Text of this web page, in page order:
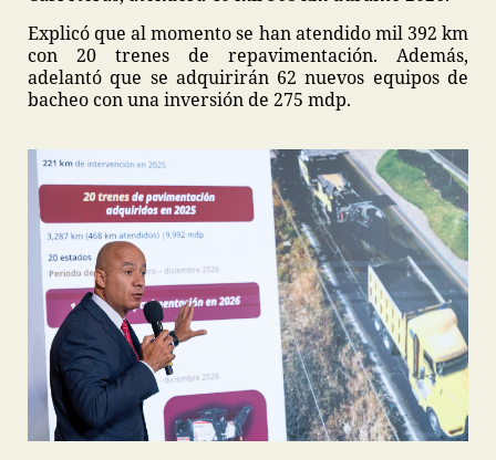
Explicó que al momento se han atendido mil 392 km
con 20 trenes de repavimentación. Además,
adelantó que se adquirirán 62 nuevos equipos de
bacheo con una inversión de 275 mdp.